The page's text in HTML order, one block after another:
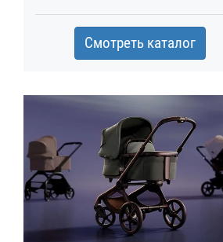
Смотреть каталог